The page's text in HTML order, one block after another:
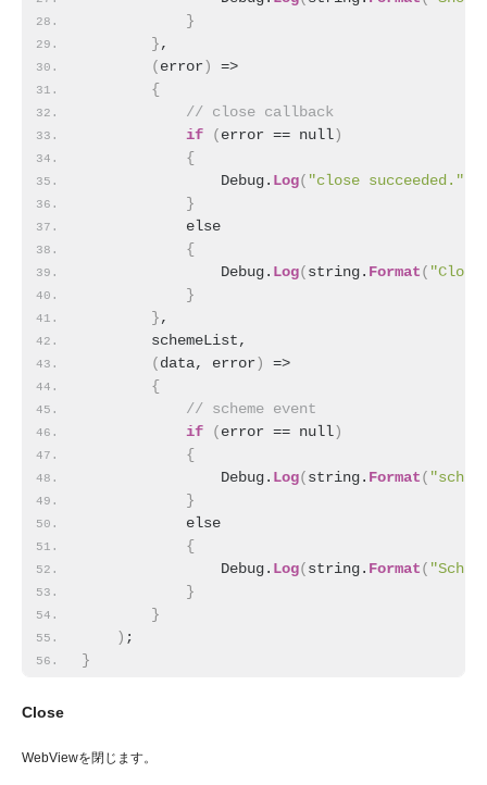
}
},
(error)
=>
{
// close callback
if
(error == null)
{
                Debug.
Log( "close succeeded."
}
            else
{
                Debug.
Log(string. Format(
}
},
        schemeList,
(data, error)
=>
{
// scheme event
if
(error == null)
{
                Debug.
Log(string. Format(
}
            else
{
                Debug.
Log(string. Format(
}
}
) ;
}
Close
WebViewを閉じます。